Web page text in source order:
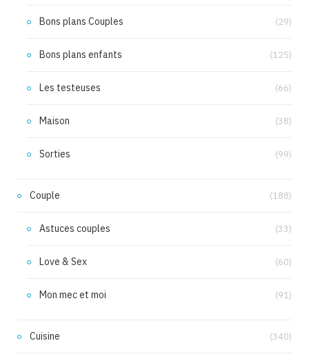
Bons plans Couples (29)
Bons plans enfants (125)
Les testeuses (66)
Maison (38)
Sorties (99)
Couple (188)
Astuces couples (33)
Love & Sex (60)
Mon mec et moi (91)
Cuisine (340)